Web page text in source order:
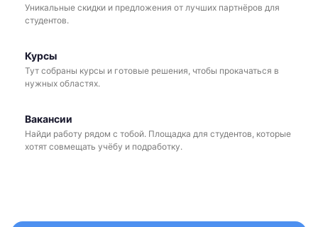
Уникальные скидки и предложения от лучших партнёров для
студентов.
Курсы
Тут собраны курсы и готовые решения, чтобы прокачаться в
нужных областях.
Вакансии
Найди работу рядом с тобой. Площадка для студентов, которые
хотят совмещать учёбу и подработку.